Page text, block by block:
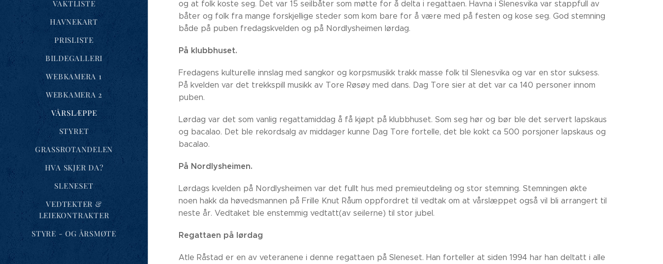
VAKTLISTE
HAVNEKART
PRISLISTE
BILDEGALLERI
WEBKAMERA 1
WEBKAMERA 2
VÅRSLÆPPE
STYRET
GRASSROTANDELEN
HVA SKJER DA?
SLENESET
VEDTEKTER &
LEIEKONTRAKTER
STYRE - OG ÅRSMØTE
og at folk koste seg. Det var 15 seilbåter som møtte for å delta i regattaen. Havna i Slenesvika var stappfull av
båter og folk fra mange forskjellige steder som kom bare for å være med på festen og kose seg. God stemning
både på puben fredagskvelden og på Nordlysheimen lørdag.
På klubbhuset.
Fredagens kulturelle innslag med sangkor og korpsmusikk trakk masse folk til Slenesvika og var en stor suksess.
På kvelden var det trekkspill musikk av Tore Røsøy med dans. Dag Tore sier at det var ca 140 personer innom
puben.
Lørdag var det som vanlig regattamiddag å få kjøpt på klubbhuset. Som seg hør og bør ble det servert lapskaus
og bacalao. Det ble rekordsalg av middager kunne Dag Tore fortelle, det ble kokt ca 500 porsjoner lapskaus og
bacalao.
På Nordlysheimen.
Lørdags kvelden på Nordlysheimen var det fullt hus med premieutdeling og stor stemning. Stemningen økte
noen hakk da høvedsmannen på Frille Knut Råum oppfordret til vedtak om at vårslæppet også vil bli arrangert til
neste år. Vedtaket ble enstemmig vedtatt(av seilerne) til stor jubel.
Regattaen på lørdag
Atle Råstad er en av veteranene i denne regattaen på Sleneset. Han forteller at siden 1994 har han deltatt i alle